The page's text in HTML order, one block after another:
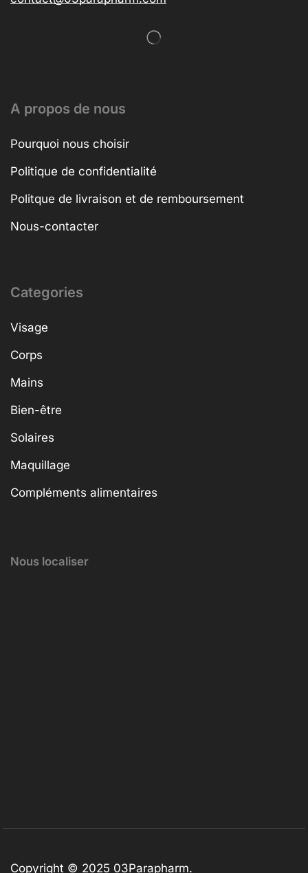
A propos de nous
Pourquoi nous choisir
Politique de confidentialité
Politque de livraison et de remboursement
Nous-contacter
Categories
Visage
Corps
Mains
Bien-être
Solaires
Maquillage
Compléments alimentaires
Nous localiser
Copyright © 2025 03Parapharm.